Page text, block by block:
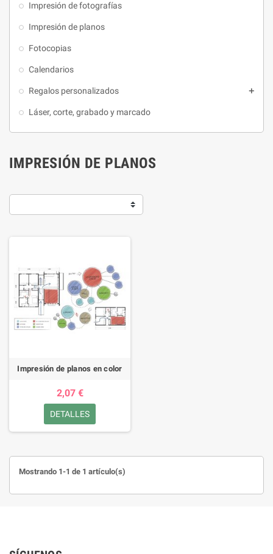
Impresión de fotografías
Impresión de planos
Fotocopias
Calendarios
Regalos personalizados 
Láser, corte, grabado y marcado
IMPRESIÓN DE PLANOS
Impresión de planos en color
2,07 €
DETALLES
Mostrando 1-1 de 1 artículo(s)